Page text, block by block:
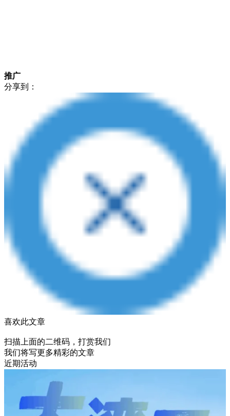
推广
分享到：
喜欢此文章
扫描上面的二维码，打赏我们
我们将写更多精彩的文章
近期活动